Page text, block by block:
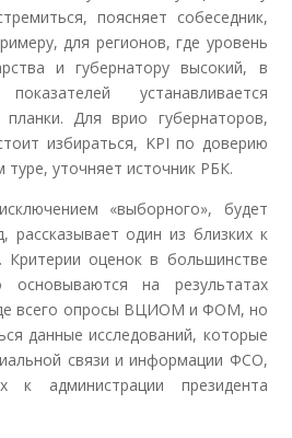
поясняет собеседник,
для регионов, где уровень
и губернатору высокий, в
устанавливается
Для врио губернаторов,
избираться, KPI по доверию
уточняет источник РБК.
«выборного», будет
рассказывает один из близких к
Критерии оценок в большинстве
основываются на результатах
всего опросы ВЦИОМ и ФОМ, но
данные исследований, которые
связи и информации ФСО,
к администрации президента